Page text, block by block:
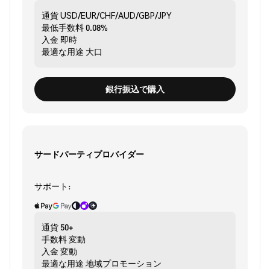
通貨USD/EUR/CHF/AUD/GBP/JPY
最低手数料0.08%
入金 即時
最適な用途 大口
銀行振込で購入
サードパーティプロバイダー
サポート:
通貨 50+
手数料変動
入金 変動
最適な用途 地域プロモーション